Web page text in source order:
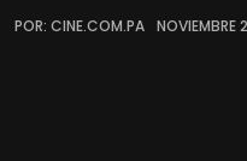
POR: CINE.COM.PA NOVIEMBRE